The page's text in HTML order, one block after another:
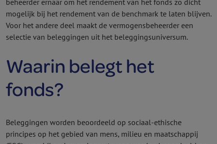
beheerder ernaar om het rendement van het fonds zo dicht
mogelijk bij het rendement van de benchmark te laten blijven.
Voor het andere deel maakt de vermogens­beheerder een
selectie van beleggingen uit het beleggingsuniversum.
Waarin belegt het
fonds?
Beleggingen worden beoordeeld op sociaal-ethische
principes op het gebied van mens, milieu en maatschappij